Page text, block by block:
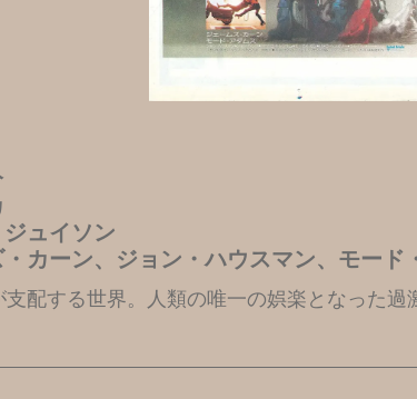
ュイソン
カーン、ジョン・ハウスマン、モード
配する世界。人類の唯一の娯楽となった